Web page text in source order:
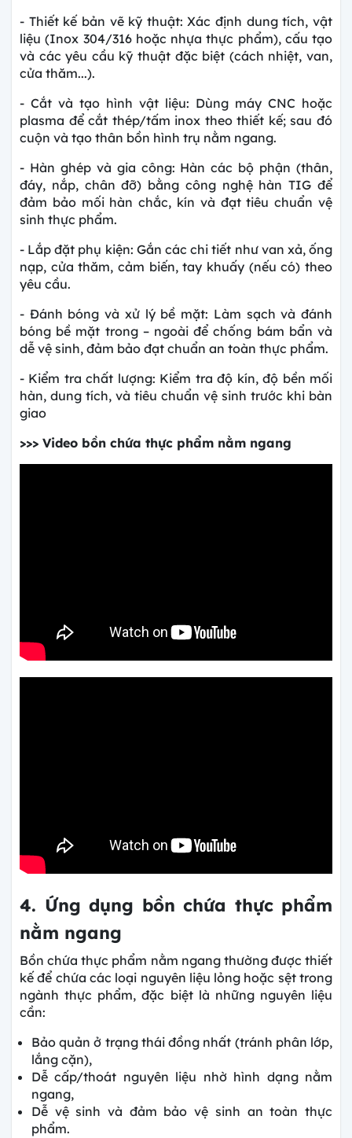
- Thiết kế bản vẽ kỹ thuật:Xác định dung tích, vật
liệu (Inox 304/316 hoặc nhựa thực phẩm), cấu tạo
và các yêu cầu kỹ thuật đặc biệt (cách nhiệt, van,
cửa thăm...).
- Cắt và tạo hình vật liệu: Dùng máy CNC hoặc
plasma để cắt thép/tấm inox theo thiết kế; sau đó
cuộn và tạo thân bồn hình trụ nằm ngang.
- Hàn ghép và gia công: Hàn các bộ phận (thân,
đáy, nắp, chân đỡ) bằng công nghệ hàn TIG để
đảm bảo mối hàn chắc, kín và đạt tiêu chuẩn vệ
sinh thực phẩm.
- Lắp đặt phụ kiện: Gắn các chi tiết như van xả, ống
nạp, cửa thăm, cảm biến, tay khuấy (nếu có) theo
yêu cầu.
- Đánh bóng và xử lý bề mặt: Làm sạch và đánh
bóng bề mặt trong – ngoài để chống bám bẩn và
dễ vệ sinh, đảm bảo đạt chuẩn an toàn thực phẩm.
- Kiểm tra chất lượng: Kiểm tra độ kín, độ bền mối
hàn, dung tích, và tiêu chuẩn vệ sinh trước khi bàn
giao
>>> Video bồn chứa thực phẩm nằm ngang
4. Ứng dụng bồn chứa thực phẩm
nằm ngang
Bồn chứa thực phẩm nằm ngang thường được thiết
kế để chứa các loại nguyên liệu lỏng hoặc sệt trong
ngành thực phẩm, đặc biệt là những nguyên liệu
cần:
Bảo quản ở trạng thái đồng nhất (tránh phân lớp,
lắng cặn),
Dễ cấp/thoát nguyên liệu nhờ hình dạng nằm
ngang,
Dễ vệ sinh và đảm bảo vệ sinh an toàn thực
phẩm.